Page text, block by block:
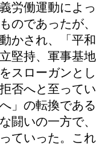
労働運動によ
のであったが
かされ、「平
堅持、軍事基
スローガンと
否へと至って
」の転換であ
闘いの一方で
ていった。こ